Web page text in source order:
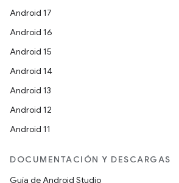
Android 17
Android 16
Android 15
Android 14
Android 13
Android 12
Android 11
DOCUMENTACIÓN Y DESCARGAS
Guía de Android Studio